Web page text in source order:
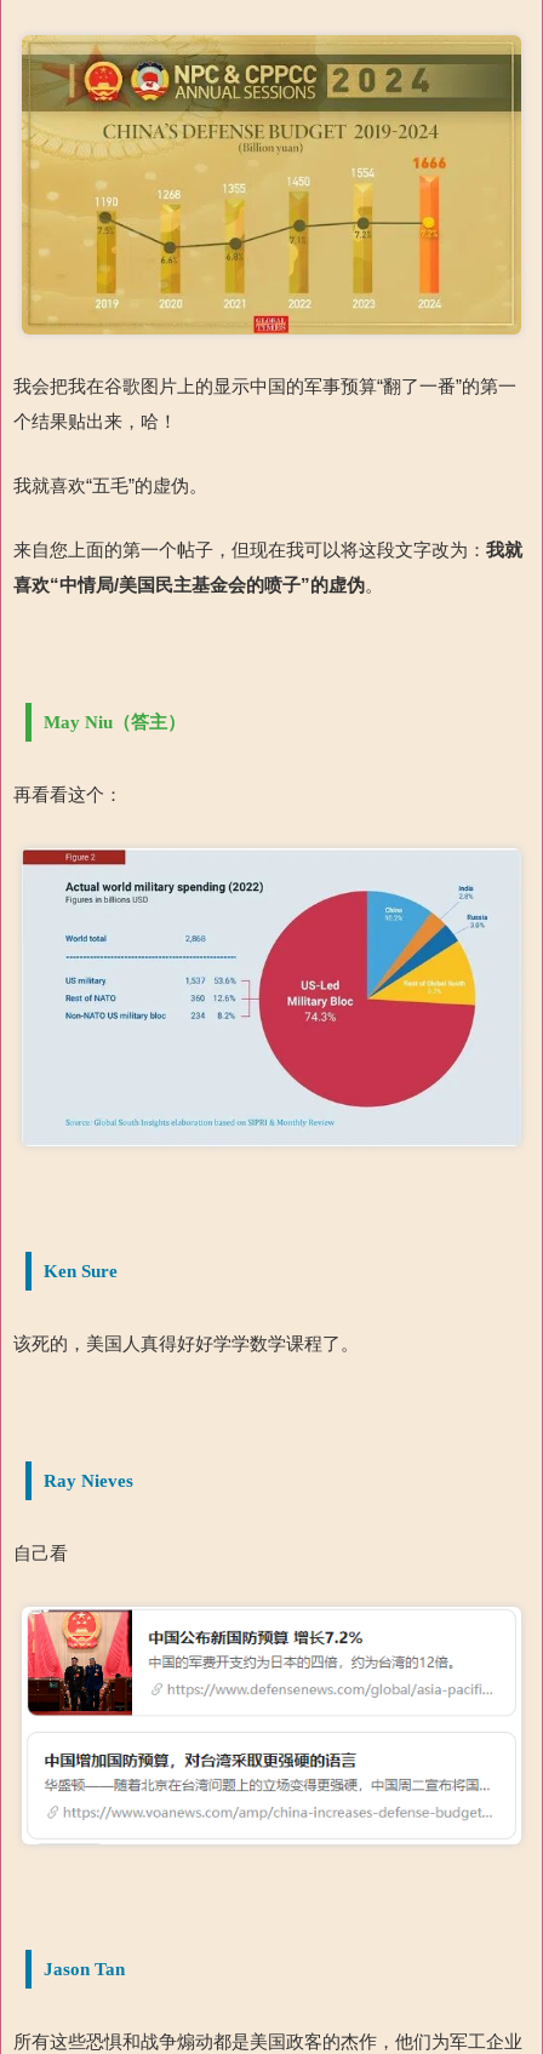
我会把我在谷歌图片上的显示中国的军事预算“翻了一番”的第一
个结果贴出来，哈！
我就喜欢“五毛”的虚伪。
来自您上面的第一个帖子，但现在我可以将这段文字改为： 我就
喜欢“中情局/美国民主基金会的喷子”的虚伪。
May Niu（答主）
再看看这个：
Ken Sure
该死的，美国人真得好好学学数学课程了。
Ray Nieves
自己看
Jason Tan
所有这些恐惧和战争煽动都是美国政客的杰作，他们为军工企业